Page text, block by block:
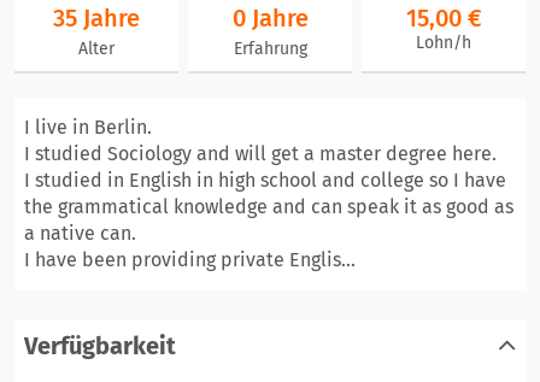
35 Jahre
Alter
0 Jahre
Erfahrung
15,00 €
Lohn/h
I live in Berlin.
I studied Sociology and will get a master degree here.
I studied in English in high school and college so I have
the grammatical knowledge and can speak it as good as
a native can.
I have been providing private Englis...
Verfügbarkeit